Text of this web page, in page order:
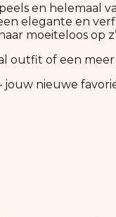
en helemaal
elegante en
moeiteloos op
outfit of een
nieuwe